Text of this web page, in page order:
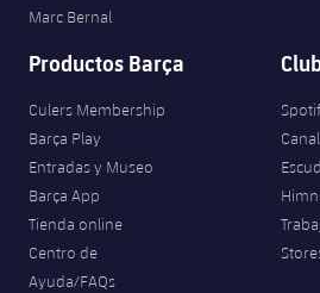
Marc Bernal
Productos Barça
Culers Membership
Barça Play
Entradas y Museo
Barça App
Tienda online
Centro de
Ayuda/FAQs